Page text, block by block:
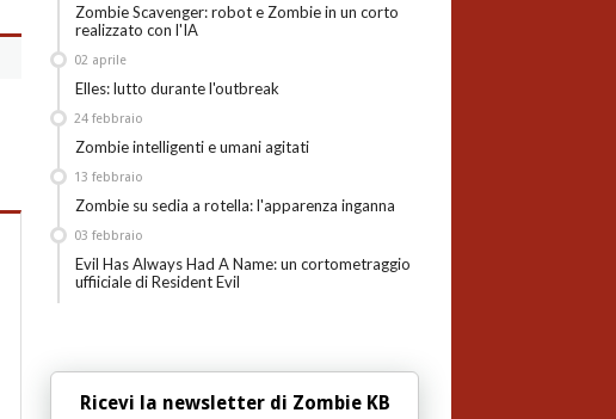
Zombie Scavenger: robot e Zombie in un corto
realizzato con l'IA
Elles: lutto durante l'outbreak
02 aprile
Zombie intelligenti e umani agitati
24 febbraio
Zombie su sedia a rotella: l'apparenza inganna
13 febbraio
Evil Has Always Had A Name: un cortometraggio
uffiiciale di Resident Evil
03 febbraio
Ricevi la newsletter di Zombie KB